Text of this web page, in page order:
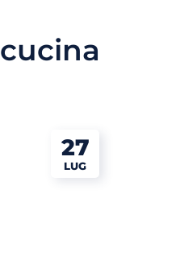
cucina
27
LUG